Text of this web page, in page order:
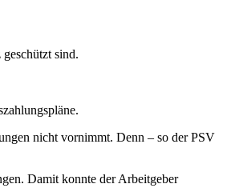
sind.
nicht vornimmt. Denn – so der PSV
Damit konnte der Arbeitgeber